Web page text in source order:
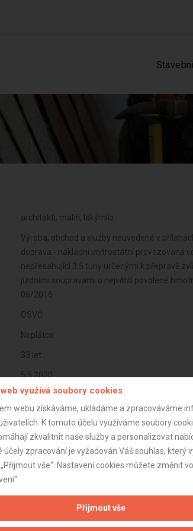
architekti, malíři, lakýrníci
Výroba, obchod a služby neuvedené v
doprava - nákladní vnitrostátní provozovaná
nepřesahující 3,5 tuny určenými k přepravě
jízdními soupravami o největší povolené
06/2016
OSVČ
Neplátce
33 let
5.5.2020
využívá soubory cookies
webu získáváme, ukládáme a zpracováváme
K tomuto účelu využíváme soubory
zkvalitnit naše služby a personalizovat
účely zpracování je vyžadován Váš souhlas, který
vše“. Nastavení cookies můžete změnit
Přijmout vše